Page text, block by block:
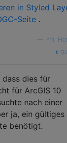
in Styled
Seite .
Phil
dies für
für ArcGIS 10
nach einer
ja, ein gültiges
benötigt.